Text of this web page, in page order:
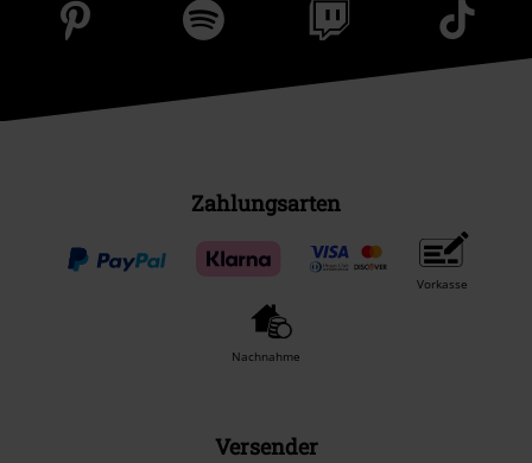
Zahlungsarten
Vorkasse
Nachnahme
Versender